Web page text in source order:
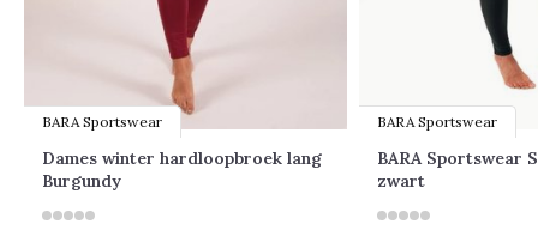
BARA Sportswear
Dames winter hardloopbroek lang
Burgundy
BARA Sportswear
BARA Sportswear
zwart